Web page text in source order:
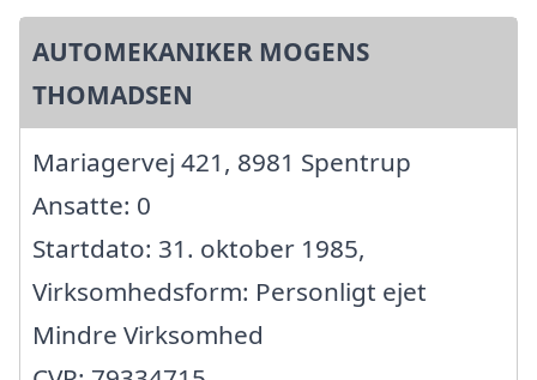
AUTOMEKANIKER MOGENS
THOMADSEN
Mariagervej 421, 8981 Spentrup
Ansatte: 0
Startdato: 31. oktober 1985,
Virksomhedsform: Personligt ejet
Mindre Virksomhed